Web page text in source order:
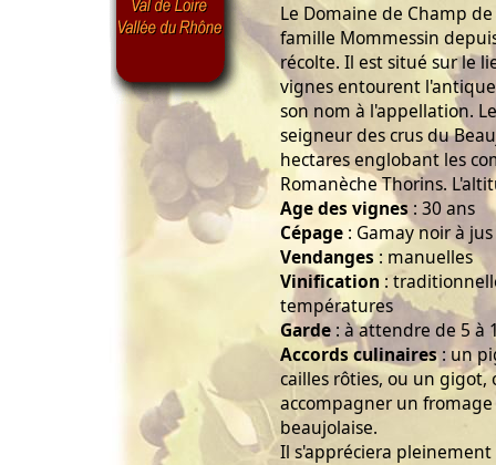
Le Domaine de Champ
famille Mommessin
récolte. Il est situé sur le
vignes entourent
son nom à l'appellation.
seigneur des crus du
hectares englobant les
Romanèche Thorins.
Age des vignes : 30 ans
Cépage : Gamay noir à
Vendanges : manuelles
Vinification :
températures
Garde : à attendre de 5 à
Accords culinaires: un
cailles rôties, ou un
accompagner un
beaujolaise.
Il s'appréciera pleinement